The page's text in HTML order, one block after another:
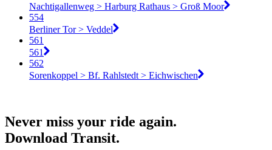
Nachtigallenweg > Harburg Rathaus > Groß Moor
554
Berliner Tor > Veddel
561
561
562
Sorenkoppel > Bf. Rahlstedt > Eichwischen
Never miss your ride again.
Download Transit.